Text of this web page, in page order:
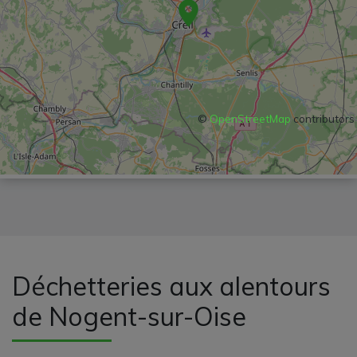
©OpenStreetMapcontributors
Déchetteries aux alentours
de Nogent-sur-Oise